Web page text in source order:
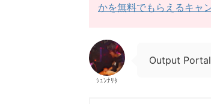
かを無料でもらえるキャ
ｼｭﾝﾅﾘﾀ
Output Portal